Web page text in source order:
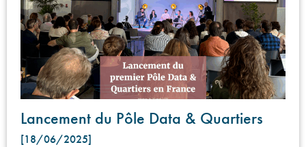
Lancement du Pôle Data & Quartiers
[18/06/2025]